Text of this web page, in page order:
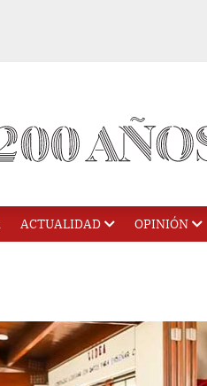
ACTUALIDAD OPINIÓN